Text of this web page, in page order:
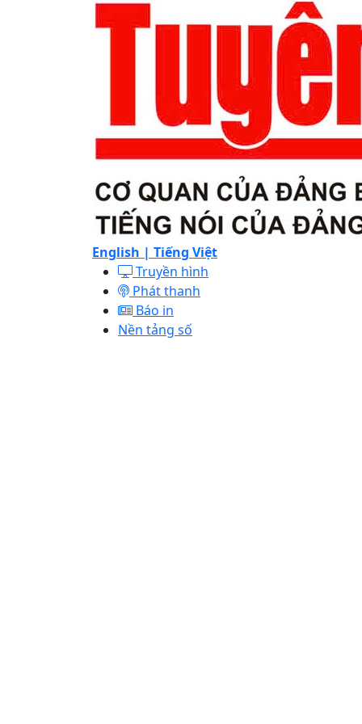
English | Tiếng Việt
Truyền hình
Phát thanh
Báo in
Nền tảng số